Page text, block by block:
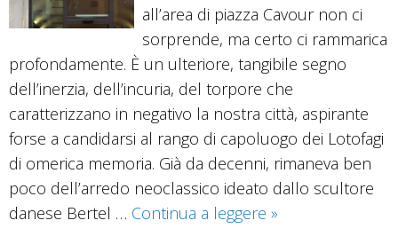
all’area di piazza Cavour non ci
sorprende, ma certo ci rammarica
profondamente. È un ulteriore, tangibile segno
dell’inerzia, dell’incuria, del torpore che
caratterizzano in negativo la nostra città, aspirante
forse a candidarsi al rango di capoluogo dei Lotofagi
di omerica memoria. Già da decenni, rimaneva ben
poco dell’arredo neoclassico ideato dallo scultore
danese Bertel … Continua a leggere La
»